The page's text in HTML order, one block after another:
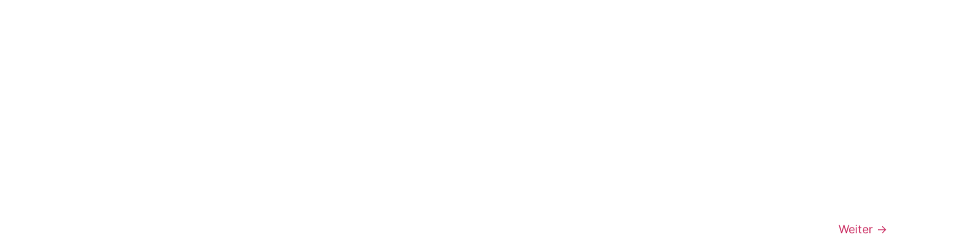
Weiter →